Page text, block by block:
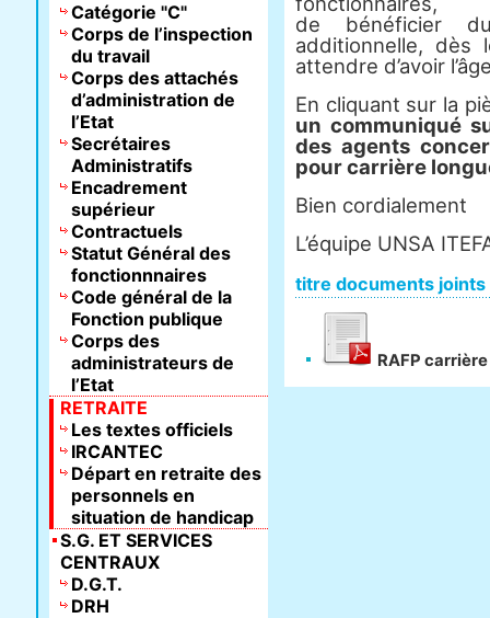
de bénéficier
additionnelle,
attendre d’avoir
En cliquant sur la
un communiqué
des agents
pour carrière
Bien cordialement
L’équipe UNSA
titre documents joints
RAFP
Catégorie "C"
Corps de l’inspection
du travail
Corps des attachés
d’administration de
l’Etat
Secrétaires
Administratifs
Encadrement
supérieur
Contractuels
Statut Général des
fonctionnnaires
Code général de la
Fonction publique
Corps des
administrateurs de
l’Etat
RETRAITE
Les textes officiels
IRCANTEC
Départ en retraite des
personnels en
situation de handicap
S.G. ET SERVICES
CENTRAUX
D.G.T.
DRH